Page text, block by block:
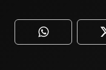
WhatsApp